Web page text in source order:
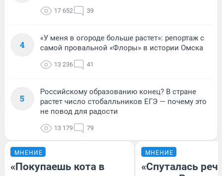
17 652 39
4
«У меня в огороде больше растет»: репортаж с
самой провальной «Флоры» в истории Омска
13 236 41
5
Российскому образованию конец? В стране
растет число стобалльников ЕГЭ — почему это
не повод для радости
13 179 79
МНЕНИЕ
«Покупаешь кота в
МНЕНИЕ
«Спуталась